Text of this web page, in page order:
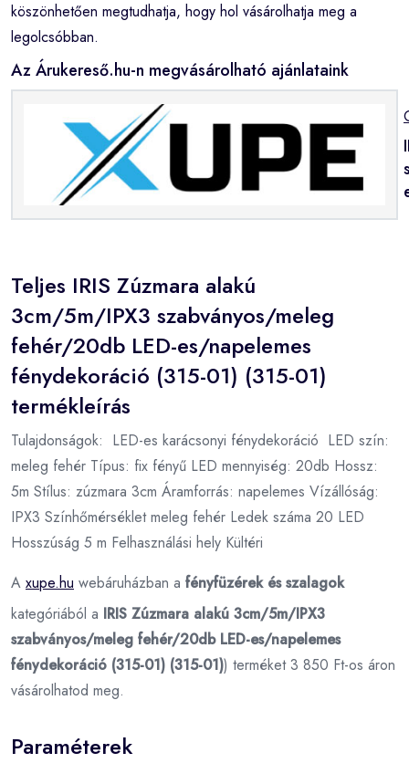
köszönhetően megtudhatja, hogy hol vásárolhatja meg a
legolcsóbban.
Az Árukereső.hu-n megvásárolható ajánlataink
Teljes IRIS Zúzmara alakú
3cm/5m/IPX3 szabványos/meleg
fehér/20db LED-es/napelemes
fénydekoráció (315-01) (315-01)
termékleírás
Tulajdonságok: LED-es karácsonyi fénydekoráció LED szín:
meleg fehér Típus: fix fényű LED mennyiség: 20db Hossz:
5m Stílus: zúzmara 3cm Áramforrás: napelemes Vízállóság:
IPX3 Színhőmérséklet meleg fehér Ledek száma 20 LED
Hosszúság 5 m Felhasználási hely Kültéri
A xupe.hu webáruházban a fényfüzérek és szalagok
kategóriából a IRIS Zúzmara alakú 3cm/5m/IPX3
szabványos/meleg fehér/20db LED-es/napelemes
fénydekoráció (315-01) (315-01)) terméket 3 850 Ft-os áron
vásárolhatod meg.
Paraméterek